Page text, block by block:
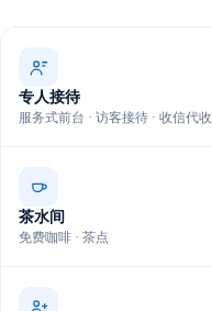
专人接待
服务式前台 · 访客接待 · 收信代收
茶水间
免费咖啡 · 茶点